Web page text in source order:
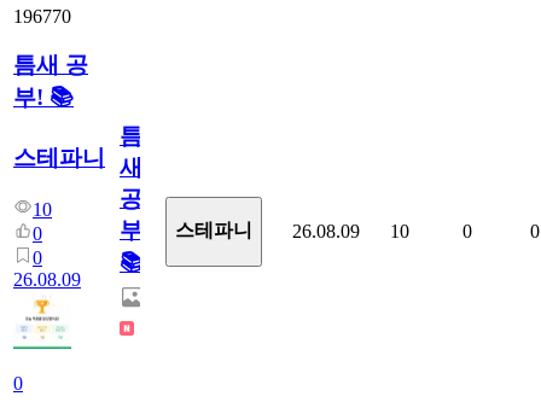
196770
틈새 공
부! 📚
스테파니
10
0
0
26.08.09
0
틈
새
공
부!
📚
스테파니 26.08.09 10 0 0